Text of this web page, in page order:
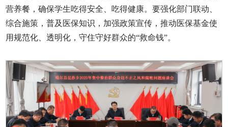
营养餐，确保学生吃得安全、吃得健康。要强化部门联动、
综合施策，普及医保知识，加强政策宣传，推动医保基金使
用规范化、透明化，守住守好群众的“救命钱”。